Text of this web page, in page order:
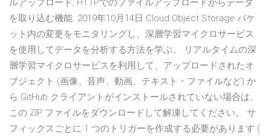
ルアップロード, HTTPでのファイルアップロードからデータ
を取り込む機能. 2019年10月14日 Cloud Object Storage バケ
ット内の変更をモニタリングし、深層学習マイクロサービス
を使用してデータを分析する方法を学ぶ。 リアルタイムの深
層学習マイクロサービスを利用して、アップロードされたオ
ブジェクト (画像、音声、動画、テキスト・ファイルなど) か
ら GitHub クライアントがインストールされていない場合は、
この ZIP ファイルをダウンロードして解凍してください。 サ
フィックスごとに 1 つのトリガーを作成する必要があります (